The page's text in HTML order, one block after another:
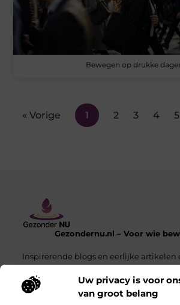
Uw privacy is voor
van groot belang
Bewegen op drukke
« Vorige 1 2 3 4 5
Gezondernu.nl – Voor wie
Inspirerende blogs en eerlijke artikelen
balans en het dagelijks
Onze informatie